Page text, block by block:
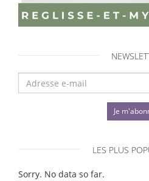
Je
LES PLUS
Sorry. No data so far.